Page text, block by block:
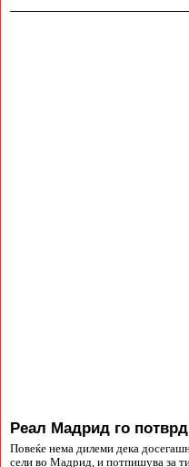
Реал Мадрид го
Повеќе нема дилеми дека
сели во Мадрид, и потпишува за